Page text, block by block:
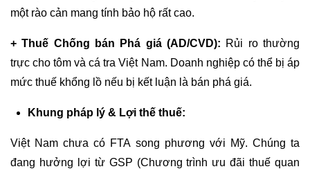
một rào cản mang tính bảo hộ rất cao.
+ Thuế Chống bán Phá giá (AD/CVD): Rủi ro thường
trực cho tôm và cá tra Việt Nam. Doanh nghiệp có thể bị áp
mức thuế khổng lồ nếu bị kết luận là bán phá giá.
Khung pháp lý & Lợi thế thuế:
Việt Nam chưa có FTA song phương với Mỹ. Chúng ta
đang hưởng lợi từ GSP (Chương trình ưu đãi thuế quan